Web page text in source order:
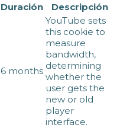
Duración Descripción
6 months
YouTube sets
this cookie to
measure
bandwidth,
determining
whether the
user gets the
new or old
player
interface.